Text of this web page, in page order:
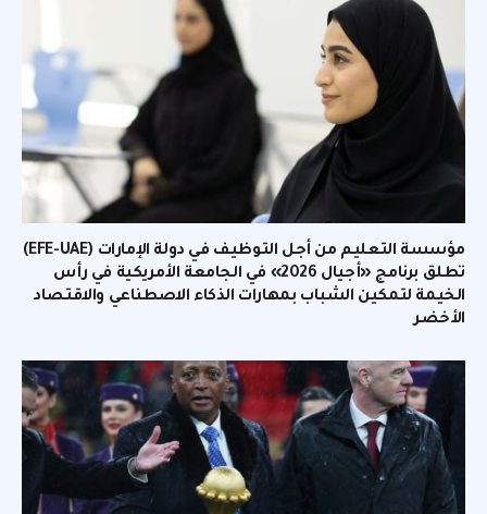
مؤسسة التعليم من أجل التوظيف في دولة الإمارات (EFE-UAE)
تطلق برنامج «أجيال 2026» في الجامعة الأمريكية في رأس
الخيمة لتمكين الشباب بمهارات الذكاء الاصطناعي والاقتصاد
الأخضر